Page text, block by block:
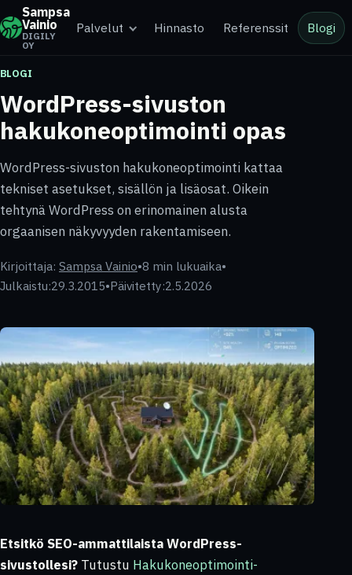
Sampsa
Vainio
DIGILY
OY
Palvelut Hinnasto Referenssit Blogi
BLOGI
WordPress-sivuston
hakukoneoptimointi opas
WordPress-sivuston hakukoneoptimointi kattaa
tekniset asetukset, sisällön ja lisäosat. Oikein
tehtynä WordPress on erinomainen alusta
orgaanisen näkyvyyden rakentamiseen.
Kirjoittaja: Sampsa Vainio•8 min lukuaika•
Julkaistu:29.3.2015•Päivitetty:2.5.2026
Etsitkö SEO-ammattilaista WordPress-
sivustollesi? Tutustu Hakukoneoptimointi-